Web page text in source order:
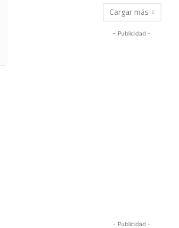
Cargar más
- Publicidad -
- Publicidad -